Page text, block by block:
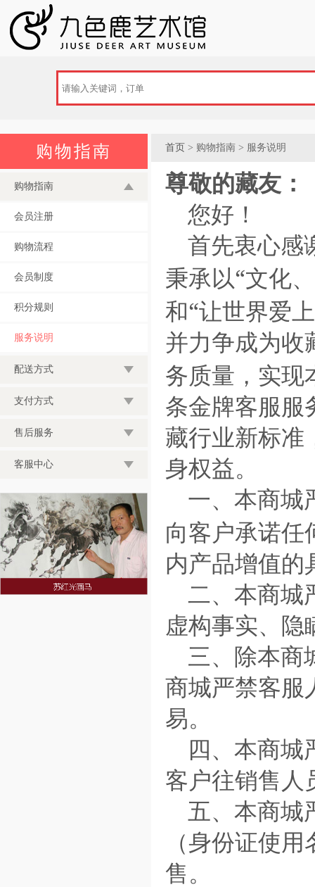
购物指南
购物指南
会员注册
购物流程
会员制度
积分规则
服务说明
配送方式
支付方式
售后服务
客服中心
首页 > 购物指南 > 服务说明
尊敬的藏友：
您好！
首先衷心感
秉承以“文化
和“让世界爱
并力争成为收
务质量，实现
条金牌客服服
藏行业新标准
身权益。
一、本商城
向客户承诺任
内产品增值的
二、本商城
虚构事实、隐
三、除本商
商城严禁客服
易。
四、本商城
客户往销售人
五、本商城
（身份证使
售。